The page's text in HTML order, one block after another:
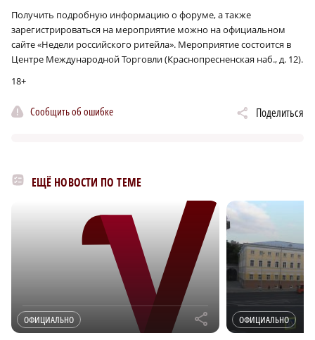
Получить подробную информацию о форуме, а также
зарегистрироваться на мероприятие можно на официальном
сайте «Недели российского ритейла». Мероприятие состоится в
Центре Международной Торговли (Краснопресненская наб., д. 12).
18+
Сообщить об ошибке Поделиться
ЕЩЁ НОВОСТИ ПО ТЕМЕ
ОФИЦИАЛЬНО r ОФИЦИАЛЬНО